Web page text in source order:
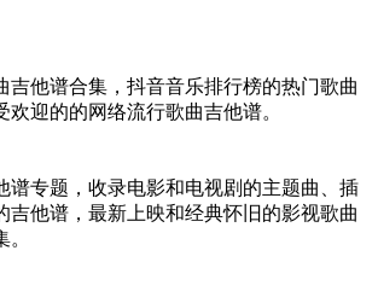
吉他谱合集，抖音音乐排行榜的热门歌曲
欢迎的的网络流行歌曲吉他谱。
谱专题，收录电影和电视剧的主题曲、插
吉他谱，最新上映和经典怀旧的影视歌曲